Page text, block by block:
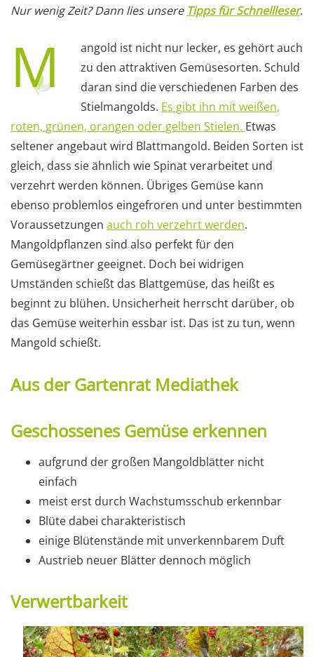
Nur wenig Zeit? Dann lies unsere Tipps für Schnellleser.
M
angold ist nicht nur lecker, es gehört auch
zu den attraktiven Gemüsesorten. Schuld
daran sind die verschiedenen Farben des
Stielmangolds. Es gibt ihn mit weißen,
roten, grünen, orangen oder gelben Stielen. Etwas
seltener angebaut wird Blattmangold. Beiden Sorten ist
gleich, dass sie ähnlich wie Spinat verarbeitet und
verzehrt werden können. Übriges Gemüse kann
ebenso problemlos eingefroren und unter bestimmten
Voraussetzungen auch roh verzehrt werden.
Mangoldpflanzen sind also perfekt für den
Gemüsegärtner geeignet. Doch bei widrigen
Umständen schießt das Blattgemüse, das heißt es
beginnt zu blühen. Unsicherheit herrscht darüber, ob
das Gemüse weiterhin essbar ist. Das ist zu tun, wenn
Mangold schießt.
Aus der Gartenrat Mediathek
Geschossenes Gemüse erkennen
aufgrund der großen Mangoldblätter nicht
einfach
meist erst durch Wachstumsschub erkennbar
Blüte dabei charakteristisch
einige Blütenstände mit unverkennbarem Duft
Austrieb neuer Blätter dennoch möglich
Verwertbarkeit